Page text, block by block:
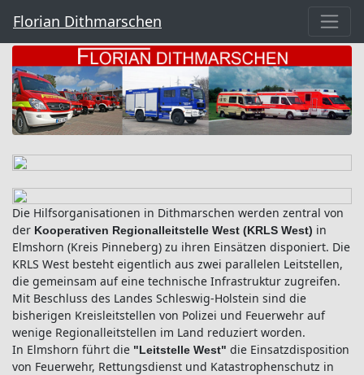
Florian Dithmarschen
Die Hilfsorganisationen in Dithmarschen werden zentral von
der Kooperativen Regionalleitstelle West (KRLS West) in
Elmshorn (Kreis Pinneberg) zu ihren Einsätzen disponiert. Die
KRLS West besteht eigentlich aus zwei parallelen Leitstellen,
die gemeinsam auf eine technische Infrastruktur zugreifen.
Mit Beschluss des Landes Schleswig-Holstein sind die
bisherigen Kreisleitstellen von Polizei und Feuerwehr auf
wenige Regionalleitstellen im Land reduziert worden.
In Elmshorn führt die "Leitstelle West" die Einsatzdisposition
von Feuerwehr, Rettungsdienst und Katastrophenschutz in